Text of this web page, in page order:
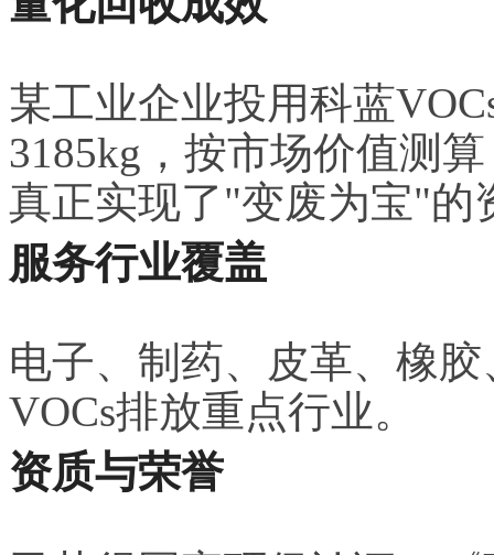
某工业企业投用科蓝
3185kg，按市场价值测
真正实现了"变废为宝"的
服务行业覆盖
电子、制药、皮革、橡
VOCs排放重点行业。
资质与荣誉